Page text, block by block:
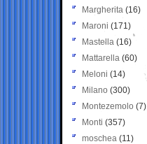
Margherita (16)
Maroni (171)
Mastella (16)
Mattarella (60)
Meloni (14)
Milano (300)
Montezemolo (7)
Monti (357)
moschea (11)